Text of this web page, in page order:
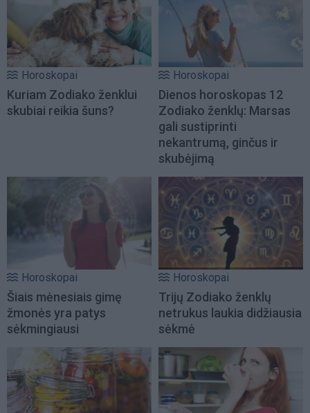
Horoskopai
Kuriam Zodiako ženklui
skubiai reikia šuns?
Horoskopai
Dienos horoskopas 12
Zodiako ženklų: Marsas
gali sustiprinti
nekantrumą, ginčus ir
skubėjimą
Horoskopai
Šiais mėnesiais gimę
žmonės yra patys
sėkmingiausi
Horoskopai
Trijų Zodiako ženklų
netrukus laukia didžiausia
sėkmė